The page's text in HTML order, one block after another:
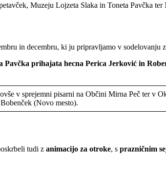
Muzeju Lojzeta Slaka in Toneta Pavčka ter
in decembru, ki ju pripravljamo v sodelovanju
Pavčka prihajata hecna Perica Jerković in
v sprejemni pisarni na Občini Mirna Peč ter v
(Novo mesto).
tudi z animacijo za otroke, s prazničnim